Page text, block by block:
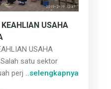
USAHA
USAHA
satu sektor
perj ..selengkapnya